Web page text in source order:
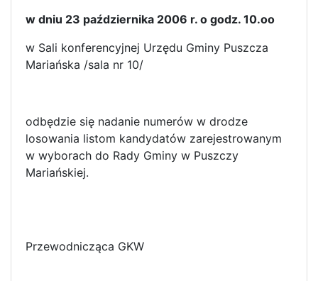
w dniu 23 października 2006 r. o godz. 10.oo
w Sali konferencyjnej Urzędu Gminy Puszcza
Mariańska /sala nr 10/
odbędzie się nadanie numerów w drodze
losowania listom kandydatów zarejestrowanym
w wyborach do Rady Gminy w Puszczy
Mariańskiej.
Przewodnicząca GKW